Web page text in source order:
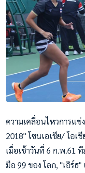
ความเคลื่อนไหวการแ
2018" โซนเอเชีย/ โอเ
เมื่อเช้าวันที่ 6 ก.พ.61
มือ 99 ของ โลก, "เอิร์ธ